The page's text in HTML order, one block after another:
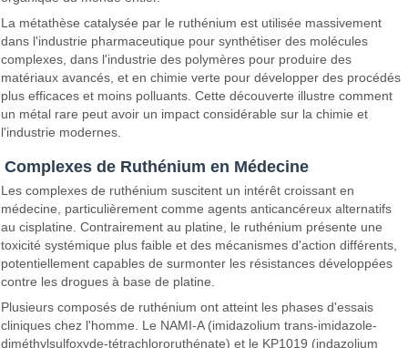
La métathèse catalysée par le ruthénium est utilisée massivement
dans l'industrie pharmaceutique pour synthétiser des molécules
complexes, dans l'industrie des polymères pour produire des
matériaux avancés, et en chimie verte pour développer des procédés
plus efficaces et moins polluants. Cette découverte illustre comment
un métal rare peut avoir un impact considérable sur la chimie et
l'industrie modernes.
Complexes de Ruthénium en Médecine
Les complexes de ruthénium suscitent un intérêt croissant en
médecine, particulièrement comme agents anticancéreux alternatifs
au cisplatine. Contrairement au platine, le ruthénium présente une
toxicité systémique plus faible et des mécanismes d'action différents,
potentiellement capables de surmonter les résistances développées
contre les drogues à base de platine.
Plusieurs composés de ruthénium ont atteint les phases d'essais
cliniques chez l'homme. Le NAMI-A (imidazolium trans-imidazole-
diméthylsulfoxyde-tétrachlororuthénate) et le KP1019 (indazolium